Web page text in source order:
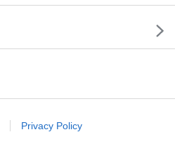
Privacy Policy